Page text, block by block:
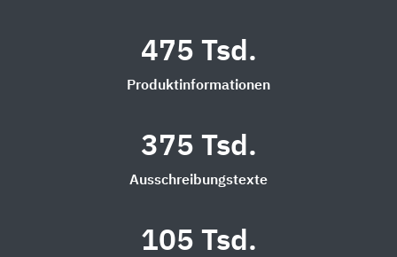
475 Tsd.
Produktinformationen
375 Tsd.
Ausschreibungstexte
105 Tsd.